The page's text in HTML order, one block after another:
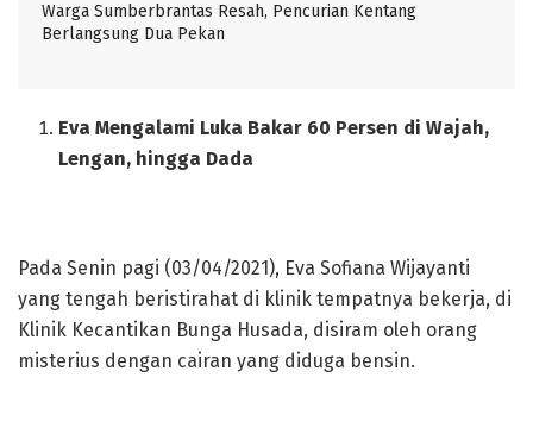
Warga Sumberbrantas Resah, Pencurian Kentang
Berlangsung Dua Pekan
Eva Mengalami Luka Bakar 60 Persen di Wajah,
Lengan, hingga Dada
Pada Senin pagi (03/04/2021), Eva Sofiana Wijayanti
yang tengah beristirahat di klinik tempatnya bekerja, di
Klinik Kecantikan Bunga Husada, disiram oleh orang
misterius dengan cairan yang diduga bensin.